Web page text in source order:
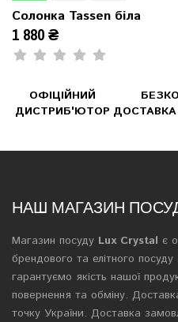
Солонка Tassen біла
1 880 ₴
ОФІЦІЙНИЙ
ДИСТРИБ'ЮТОР ДОСТАВКА
НАШ МАГАЗИН
Магазин посуду Lux Crystal є
брендового та елітного
гарантуємо якість нашої
повернення та обміну.
точку України. Доставка